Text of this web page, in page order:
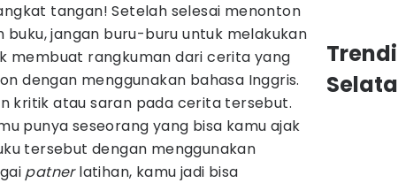
tangan! Setelah selesai menonton
jangan buru-buru untuk melakukan
membuat rangkuman dari cerita yang
dengan menggunakan bahasa Inggris.
kritik atau saran pada cerita tersebut.
punya seseorang yang bisa kamu ajak
tersebut dengan menggunakan
patnerlatihan, kamu jadi bisa